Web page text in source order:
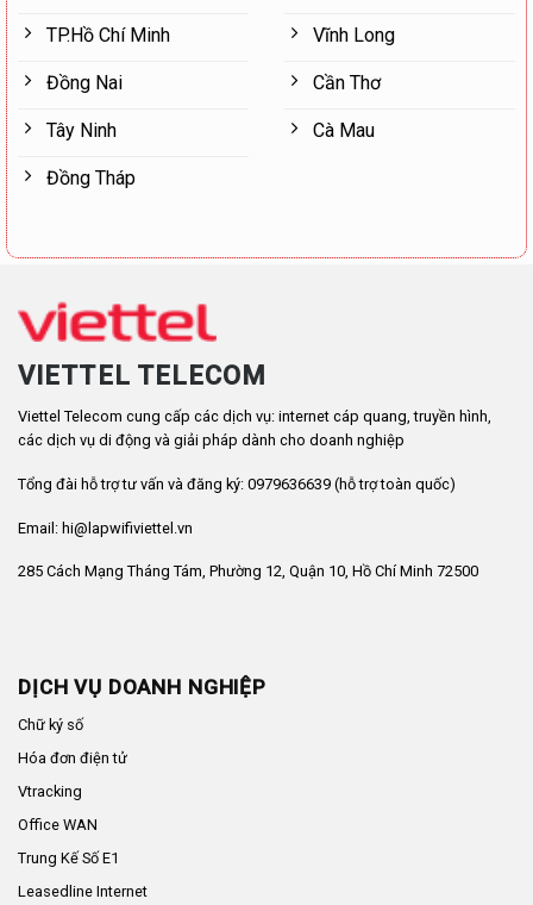
TP.Hồ Chí Minh
Đồng Nai
Tây Ninh
Đồng Tháp
Vĩnh Long
Cần Thơ
Cà Mau
VIETTEL TELECOM
Viettel Telecom cung cấp các dịch vụ: internet cáp quang, truyền hình,
các dịch vụ di động và giải pháp dành cho doanh nghiệp
Tổng đài hỗ trợ tư vấn và đăng ký: 0979636639 (hỗ trợ toàn quốc)
Email: hi@lapwifiviettel.vn
285 Cách Mạng Tháng Tám, Phường 12, Quận 10, Hồ Chí Minh 72500
DỊCH VỤ DOANH NGHIỆP
Chữ ký số
Hóa đơn điện tử
Vtracking
Office WAN
Trung Kế Số E1
Leasedline Internet